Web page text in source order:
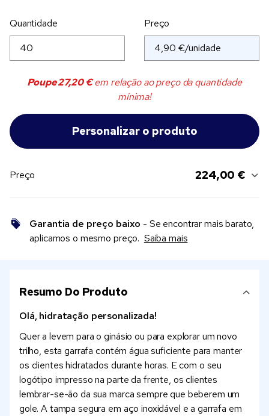
Quantidade Preço
Poupe27,20 €em relação ao preço da quantidade
mínima!
Preço 224,00 €
Garantia de preço baixo - Se encontrar mais barato,
aplicamos o mesmo preço. Saiba mais
Resumo Do Produto
Olá, hidratação personalizada!
Quer a levem para o ginásio ou para explorar um novo
trilho, esta garrafa contém água suficiente para manter
os clientes hidratados durante horas. E com o seu
logótipo impresso na parte da frente, os clientes
lembrar-se-ão da sua marca sempre que beberem um
gole. A tampa segura em aço inoxidável e a garrafa em